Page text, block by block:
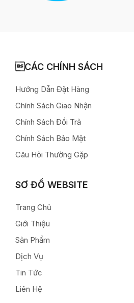
CÁC CHÍNH SÁCH
Hướng Dẫn Đặt Hàng
Chính Sách Giao Nhận
Chính Sách Đổi Trả
Chính Sách Bảo Mật
Câu Hỏi Thường Gặp
SƠ ĐỒ WEBSITE
Trang Chủ
Giới Thiệu
Sản Phẩm
Dịch Vụ
Tin Tức
Liên Hệ